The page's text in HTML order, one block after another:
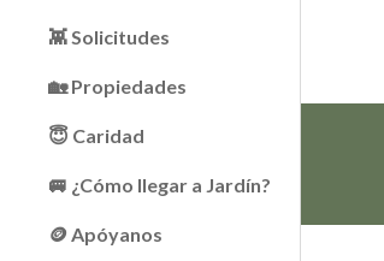
👾 Solicitudes
🏡 Propiedades
😇 Caridad
🚐 ¿Cómo llegar a Jardín?
🪙 Apóyanos